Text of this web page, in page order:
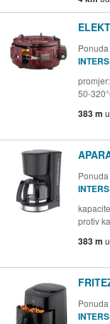
50-
383 m
protiv
383 m